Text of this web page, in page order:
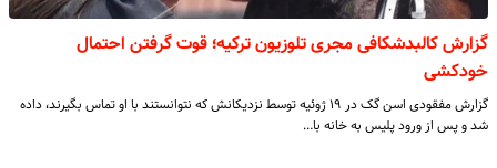
گزارش کالبدشکافی مجری تلوزیون ترکیه؛ قوت گرفتن احتمال
خودکشی
گزارش مفقودی اسن گک در ۱۹ ژوئیه توسط نزدیکانش که نتوانستند با او تماس بگیرند، داده
شد و پس از ورود پلیس به خانه با…